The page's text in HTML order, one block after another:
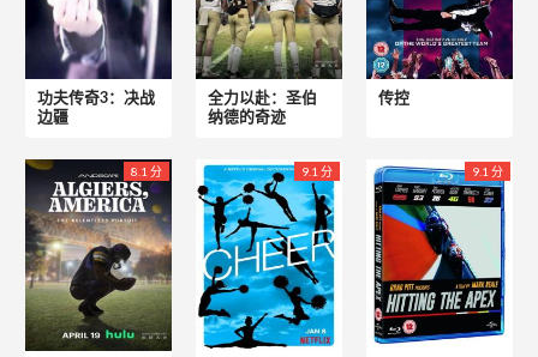
功夫传奇3：决战
边疆
全力以赴：圣伯
纳德的奇迹
传控
8.1 分 9.1 分 9.1 分